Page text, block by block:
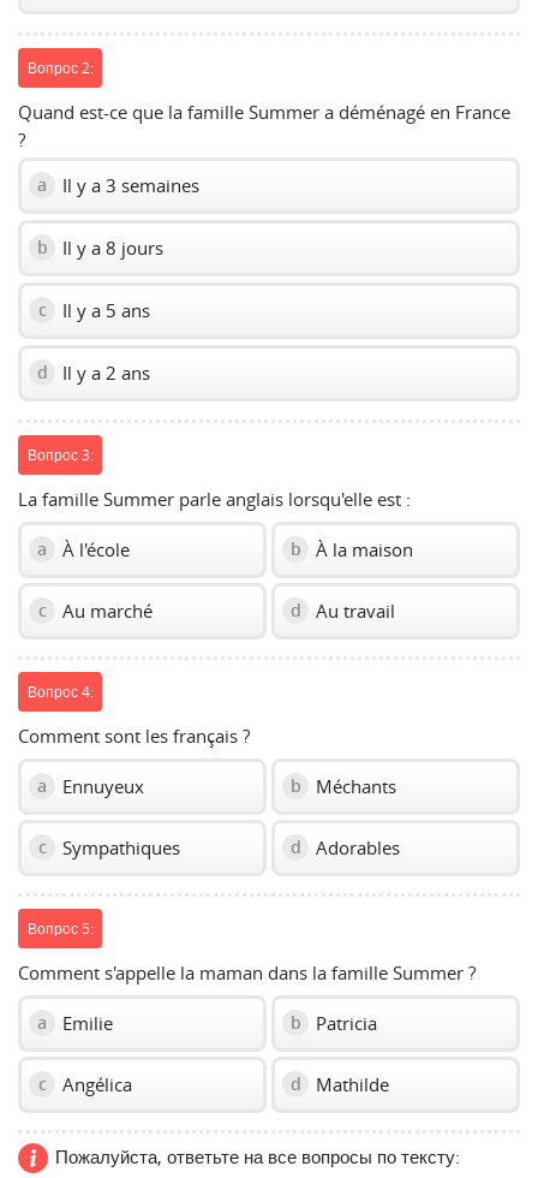
Вопрос 2:
Quand est-ce que la famille Summer a déménagé en France
?
a Il y a 3 semaines
b Il y a 8 jours
c Il y a 5 ans
d Il y a 2 ans
Вопрос 3:
La famille Summer parle anglais lorsqu'elle est :
a À l'école b À la maison
c Au marché d Au travail
Вопрос 4:
Comment sont les français ?
a Ennuyeux b Méchants
c Sympathiques d Adorables
Вопрос 5:
Comment s'appelle la maman dans la famille Summer ?
a Emilie b Patricia
c Angélica d Mathilde
Пожалуйста, ответьте на все вопросы по тексту: